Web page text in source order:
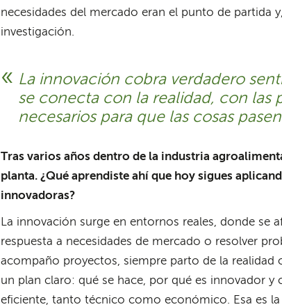
necesidades del mercado eran el punto de partida
investigación.
La innovación cobra verdadero
se conecta con la realidad, con las
necesarios para que las cosas pasen
Tras varios años dentro de la industria
planta. ¿Qué aprendiste ahí que hoy sigues
innovadoras?
La innovación surge en entornos reales, donde se
respuesta a necesidades de mercado o resolver
acompaño proyectos, siempre parto de la realidad
un plan claro: qué se hace, por qué es innovador
eficiente, tanto técnico como económico. Esa es